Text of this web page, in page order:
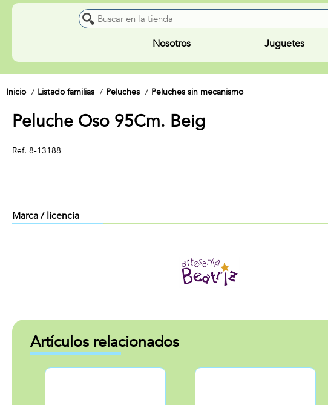
Nosotros Juguetes
Inicio Listado familias Peluches Peluches sin mecanismo
Peluche Oso 95Cm. Beig
Ref. 8-13188
Marca / licencia
Artículos relacionados